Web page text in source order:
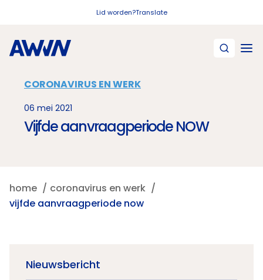
Lid worden?Translate
CORONAVIRUS EN WERK
06 mei 2021
Vijfde aanvraagperiode NOW
home
coronavirus en werk
vijfde aanvraagperiode now
Nieuwsbericht